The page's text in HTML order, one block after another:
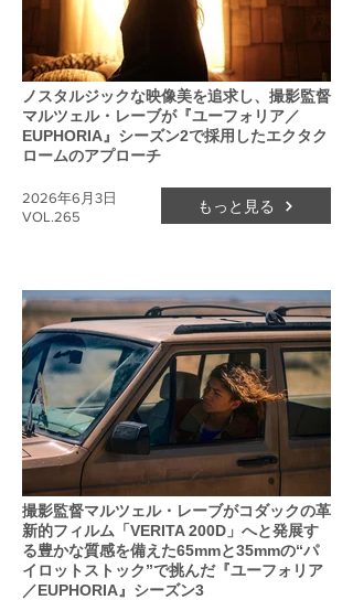
ノスタルジックな映像美を追求し、撮影監督
マルツェル・レーブが『ユーフォリア／
EUPHORIA』シーズン2で採用したエクタク
ロームのアプローチ
VOL.265
2026年6月3日 もっと見る
撮影監督マルツェル・レーブがコダックの革
新的フィルム「VERITA 200D」へと発展す
る豊かな質感を備えた65mmと35mmの“パ
イロットストック”で挑んだ『ユーフォリア
／EUPHORIA』シーズン3